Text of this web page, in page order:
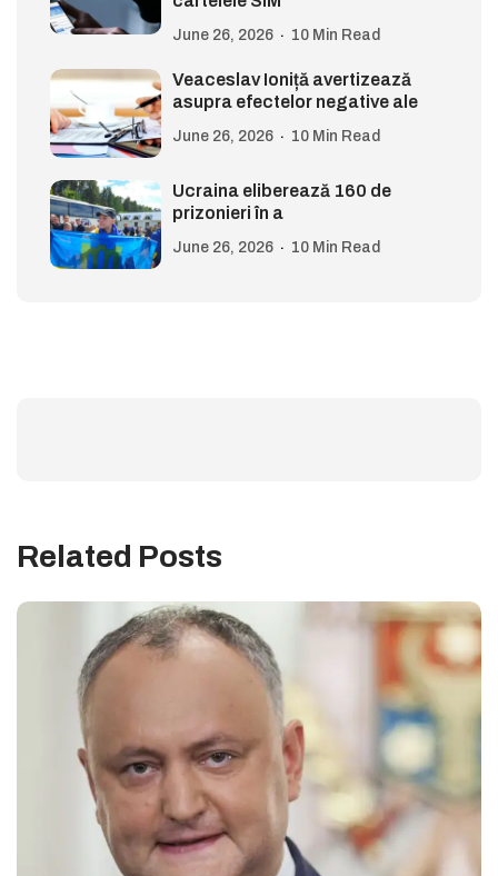
June 26, 2026 10 Min Read
Veaceslav Ioniță avertizează
asupra efectelor negative ale
June 26, 2026 10 Min Read
Ucraina eliberează 160 de
prizonieri în a
June 26, 2026 10 Min Read
Related Posts